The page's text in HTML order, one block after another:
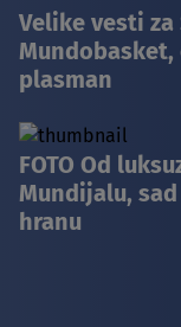
Velike vesti
Mundobasket,
plasman
FOTO Od
Mundijalu,
hranu